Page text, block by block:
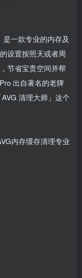
是一款专业的内存及
设置按照天或者周
节省宝贵空间并帮
出自著名的老牌
清理大师」这个
内存缓存清理专业